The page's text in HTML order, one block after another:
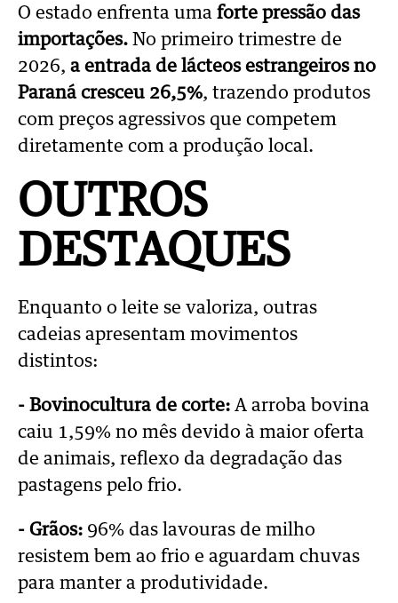
O estado enfrenta uma forte pressão das
importações. No primeiro trimestre de
2026, a entrada de lácteos estrangeiros no
Paraná cresceu 26,5%, trazendo produtos
com preços agressivos que competem
diretamente com a produção local.
OUTROS
DESTAQUES
Enquanto o leite se valoriza, outras
cadeias apresentam movimentos
distintos:
- Bovinocultura de corte: A arroba bovina
caiu 1,59% no mês devido à maior oferta
de animais, reflexo da degradação das
pastagens pelo frio.
- Grãos: 96% das lavouras de milho
resistem bem ao frio e aguardam chuvas
para manter a produtividade.